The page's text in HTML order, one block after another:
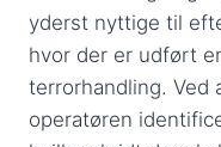
yderst nyttige til
hvor der er udført
terrorhandling. Ved
operatøren